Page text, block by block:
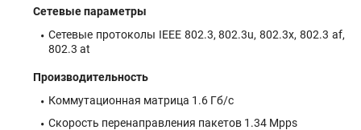
Сетевые параметры
Сетевые протоколы IEEE 802.3, 802.3u, 802.3x, 802.3 af,
802.3 at
Производительность
Коммутационная матрица 1.6 Гб/с
Скорость перенаправления пакетов 1.34 Mpps